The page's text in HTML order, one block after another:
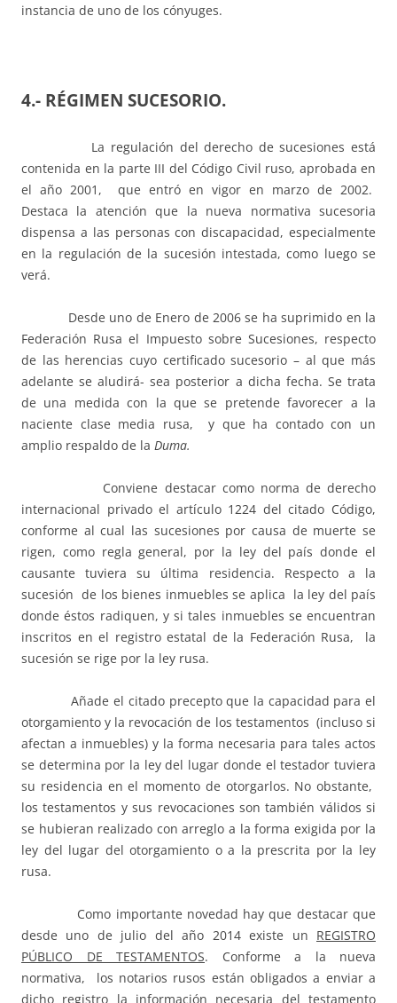
instancia de uno de los cónyuges.
4.- RÉGIMEN SUCESORIO.
La regulación del derecho de sucesiones está
contenida en la parte III del Código Civil ruso, aprobada en
el año 2001, que entró en vigor en marzo de 2002.
Destaca la atención que la nueva normativa sucesoria
dispensa a las personas con discapacidad, especialmente
en la regulación de la sucesión intestada, como luego se
verá.
Desde uno de Enero de 2006 se ha suprimido en la
Federación Rusa el Impuesto sobre Sucesiones, respecto
de las herencias cuyo certificado sucesorio – al que más
adelante se aludirá- sea posterior a dicha fecha. Se trata
de una medida con la que se pretende favorecer a la
naciente clase media rusa, y que ha contado con un
amplio respaldo de la Duma.
Conviene destacar como norma de derecho
internacional privado el artículo 1224 del citado Código,
conforme al cual las sucesiones por causa de muerte se
rigen, como regla general, por la ley del país donde el
causante tuviera su última residencia. Respecto a la
sucesión de los bienes inmuebles se aplica la ley del país
donde éstos radiquen, y si tales inmuebles se encuentran
inscritos en el registro estatal de la Federación Rusa, la
sucesión se rige por la ley rusa.
Añade el citado precepto que la capacidad para el
otorgamiento y la revocación de los testamentos (incluso si
afectan a inmuebles) y la forma necesaria para tales actos
se determina por la ley del lugar donde el testador tuviera
su residencia en el momento de otorgarlos. No obstante,
los testamentos y sus revocaciones son también válidos si
se hubieran realizado con arreglo a la forma exigida por la
ley del lugar del otorgamiento o a la prescrita por la ley
rusa.
Como importante novedad hay que destacar que
desde uno de julio del año 2014 existe un REGISTRO
PÚBLICO DE TESTAMENTOS. Conforme a la nueva
normativa, los notarios rusos están obligados a enviar a
dicho registro la información necesaria del testamento